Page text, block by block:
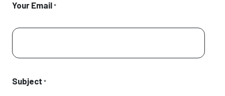
Your Email *
Subject *